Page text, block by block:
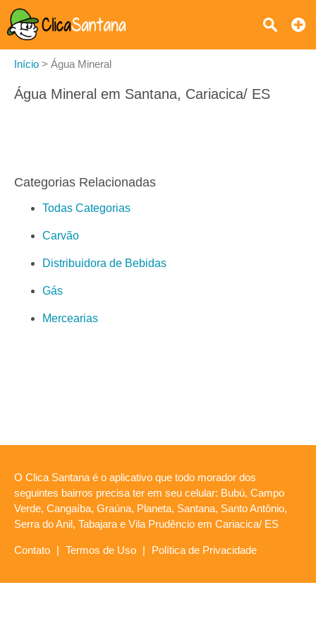
Início > Água Mineral
Água Mineral em Santana, Cariacica/ ES
Categorias Relacionadas
Todas Categorias
Carvão
Distribuidora de Bebidas
Gás
Mercearias
O Clica Santana é o aplicativo que todo morador dos
seguintes bairros precisa ter em seu celular: Bubú, Campo
Verde, Cangaíba, Graúna, Planeta, Santana, Santo Antônio,
Serra do Anil, Tabajara e Vila Prudêncio em Cariacica/ ES
Contato | Termos de Uso | Política de Privacidade